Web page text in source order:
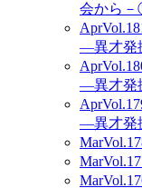
会から
Apr
―異才発
Apr
―異才発
Apr
―異才発
Mar
Mar
Mar